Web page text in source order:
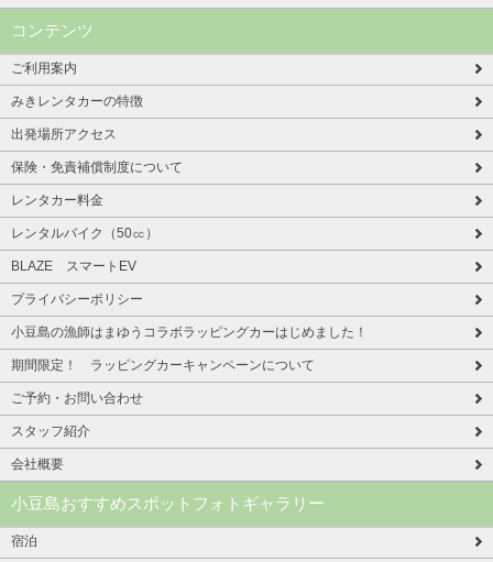
コンテンツ
ご利用案内
みきレンタカーの特徴
出発場所アクセス
保険・免責補償制度について
レンタカー料金
レンタルバイク（50㏄）
BLAZE スマートEV
プライバシーポリシー
小豆島の漁師はまゆうコラボラッピングカーはじめました！
期間限定！ ラッピングカーキャンペーンについて
ご予約・お問い合わせ
スタッフ紹介
会社概要
小豆島おすすめスポットフォトギャラリー
宿泊